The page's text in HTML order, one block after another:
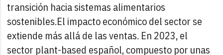
transición hacia sistemas alimentarios
sostenibles.El impacto económico del sector se
extiende más allá de las ventas. En 2023, el
sector plant-based español, compuesto por unas